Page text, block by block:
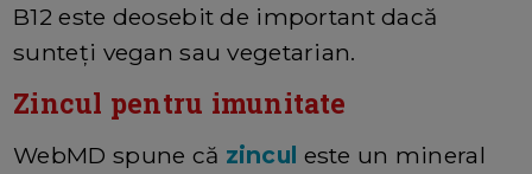
B12 este deosebit de important dacă
sunteți vegan sau vegetarian.
Zincul pentru imunitate
WebMD spune că zincul este un mineral